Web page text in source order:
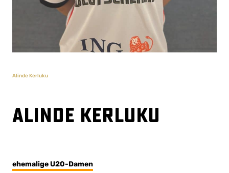
Alinde Kerluku
Alinde Kerluku
ehemalige U20-Damen